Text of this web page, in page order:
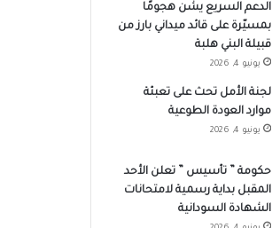
الدعم السريع يشن هجومًا
بمسيّرة على قائد ميداني بارز من
قبيلة البني هلبة
يونيو 4, 2026
لجنة الأمل تحث على تعبئة
موارد العودة الطوعية
يونيو 4, 2026
حكومة ” تأسيس ” تعلن الأحد
المقبل بداية رسمية لامتحانات
الشهادة السودانية